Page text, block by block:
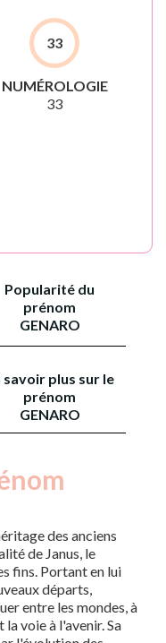
33
NUMÉROLOGIE
33
Popularité du
prénom
GENARO
savoir plus sur le
prénom
GENARO
des anciens
de Janus, le
fins. Portant en lui
départs,
entre les mondes, à
voie à l'avenir. Sa